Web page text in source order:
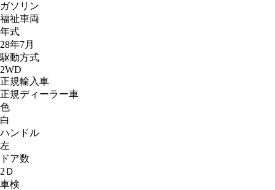
ガソリン
福祉車両
年式
28年7月
駆動方式
2WD
正規輸入車
正規ディーラー車
色
白
ハンドル
左
ドア数
2Ｄ
車検